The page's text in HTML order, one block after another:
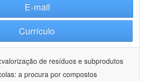
E-mail
Currículo
valorização de resíduos e subprodutos
a procura por compostos